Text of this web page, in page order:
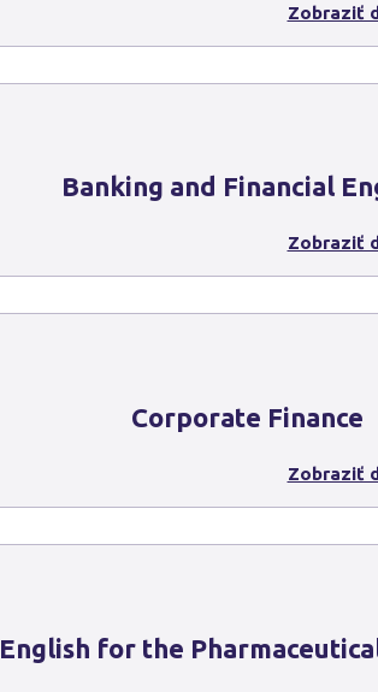
Zobraziť
Banking and Financial
Zobraziť
Corporate Finance
Zobraziť
English for the